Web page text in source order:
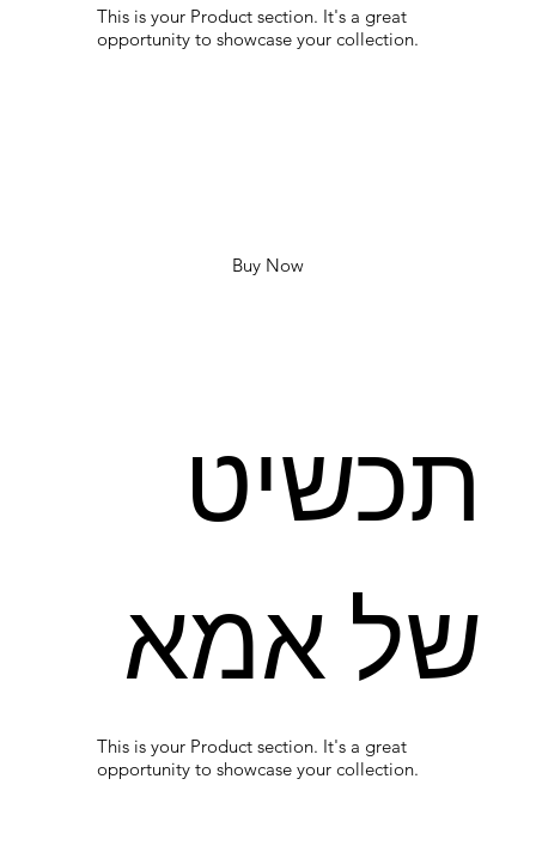
This is your Product section. It's a great
opportunity to showcase your collection.
Buy Now
תכשיט
של אמא
This is your Product section. It's a great
opportunity to showcase your collection.